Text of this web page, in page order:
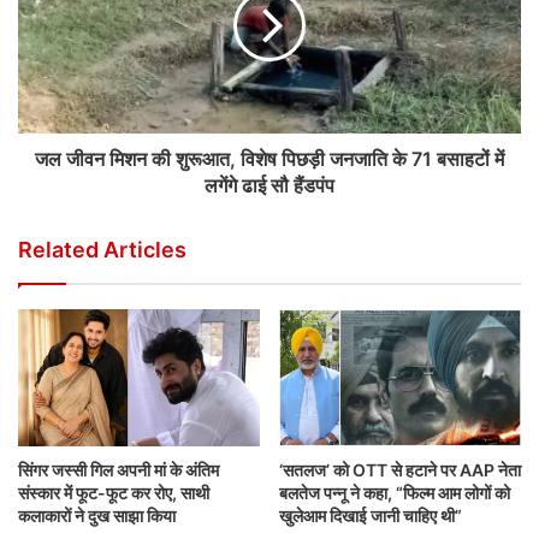
जल जीवन मिशन की शुरूआत, विशेष पिछड़ी जनजाति के 71 बसाहटों में
लगेंगे ढाई सौ हैंडपंप
Related Articles
सिंगर जस्सी गिल अपनी मां के अंतिम
संस्कार में फूट-फूट कर रोए, साथी
कलाकारों ने दुख साझा किया
‘सतलज’ को OTT से हटाने पर AAP नेता
बलतेज पन्नू ने कहा, “फिल्म आम लोगों को
खुलेआम दिखाई जानी चाहिए थी”